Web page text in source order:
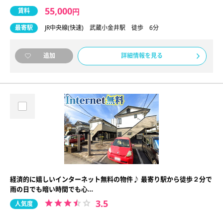
賃料 55,000円
最寄駅 JR中央線(快速) 武蔵小金井駅 徒歩 6分
追加 詳細情報を見る
経済的に嬉しいインターネット無料の物件♪ 最寄り駅から徒歩２分で
雨の日でも暗い時間でも心…
人気度 3.5